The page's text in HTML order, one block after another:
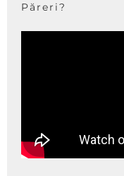
Păreri?